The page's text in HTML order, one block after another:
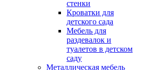
стенки
Кроватки для
детского сада
Мебель для
раздевалок и
туалетов в детском
саду
Металлическая мебель